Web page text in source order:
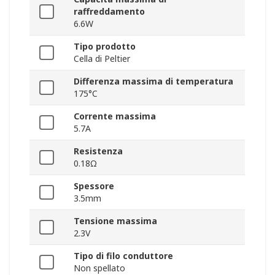
raffreddamento
6.6W
Tipo prodotto
Cella di Peltier
Differenza massima di temperatura
175°C
Corrente massima
5.7A
Resistenza
0.18Ω
Spessore
3.5mm
Tensione massima
2.3V
Tipo di filo conduttore
Non spellato